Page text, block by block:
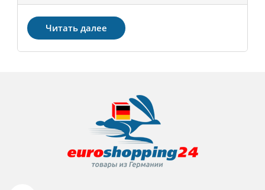
Читать далее